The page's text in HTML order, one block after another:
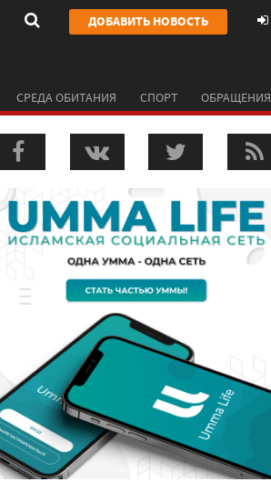
ДОБАВИТЬ НОВОСТЬ
СРЕДА ОБИТАНИЯ СПОРТ ОБРАЩЕНИЯ